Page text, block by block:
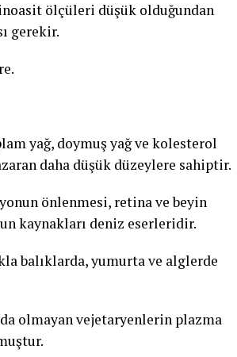
ölçüleri düşük olduğundan
gerekir.
yağ, doymuş yağ ve kolesterol
daha düşük düzeylere sahiptir.
önlenmesi, retina ve beyin
kaynakları deniz eserleridir.
balıklarda, yumurta ve alglerde
olmayan vejetaryenlerin plazma